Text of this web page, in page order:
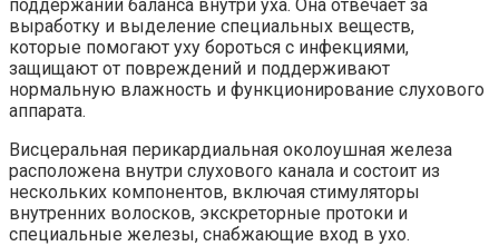
поддержании баланса внутри уха. Она отвечает за
выработку и выделение специальных веществ,
которые помогают уху бороться с инфекциями,
защищают от повреждений и поддерживают
нормальную влажность и функционирование слухового
аппарата.
Висцеральная перикардиальная околоушная железа
расположена внутри слухового канала и состоит из
нескольких компонентов, включая стимуляторы
внутренних волосков, экскреторные протоки и
специальные железы, снабжающие вход в ухо.